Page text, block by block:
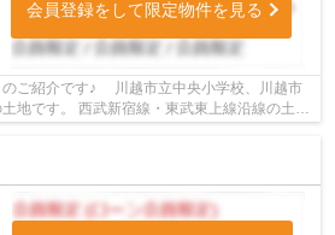
会員登録をして限定物件を見る
ご紹介です♪ 川越市立中央小学校、川越市
地です。 西武新宿線・東武東上線沿線の土地
駅徒歩10分の土地で...